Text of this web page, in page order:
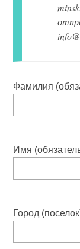
Фамилия
Имя
Город